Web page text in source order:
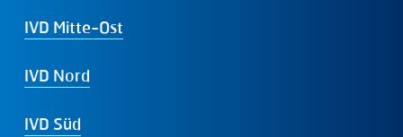
IVD Mitte-Ost
IVD Nord
IVD Süd